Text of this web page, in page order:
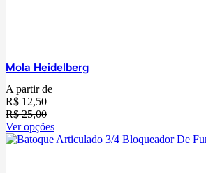
Mola Heidelberg
A partir de
R$ 12,50
R$25,00
Ver opções